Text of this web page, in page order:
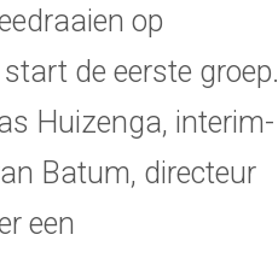
op
de eerste groep.
Huizenga, interim-
Batum, directeur
een